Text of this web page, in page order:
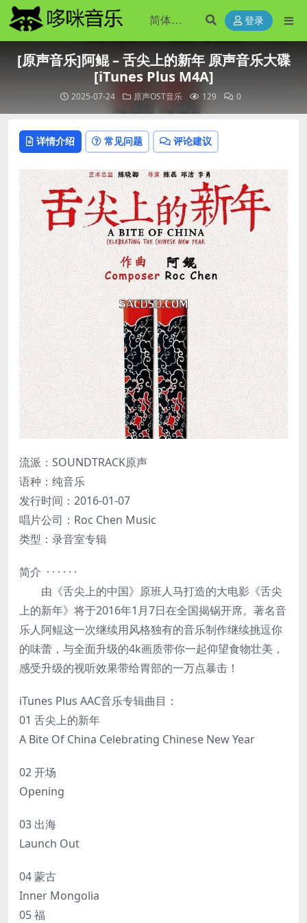
登录
[原声音乐]阿鲲 – 舌尖上的新年 原声音乐大碟
[iTunes Plus M4A]
2025-07-24 原声OST音乐 129 0
详情介绍 常见问题 评论建议
流派：SOUNDTRACK原声
语种：纯音乐
发行时间：2016-01-07
唱片公司：Roc Chen Music
类型：录音室专辑
简介 · · · · · ·
由《舌尖上的中国》原班人马打造的大电影《舌尖
上的新年》将于2016年1月7日在全国揭锅开席。著名音
乐人阿鲲这一次继续用风格独有的音乐制作继续挑逗你
的味蕾，与全面升级的4k画质带你一起仰望食物壮美，
感受升级的视听效果带给胃部的一万点暴击！
iTunes Plus AAC音乐专辑曲目：
01 舌尖上的新年
A Bite Of China Celebrating Chinese New Year
02 开场
Opening
03 出海
Launch Out
04 蒙古
Inner Mongolia
05 福